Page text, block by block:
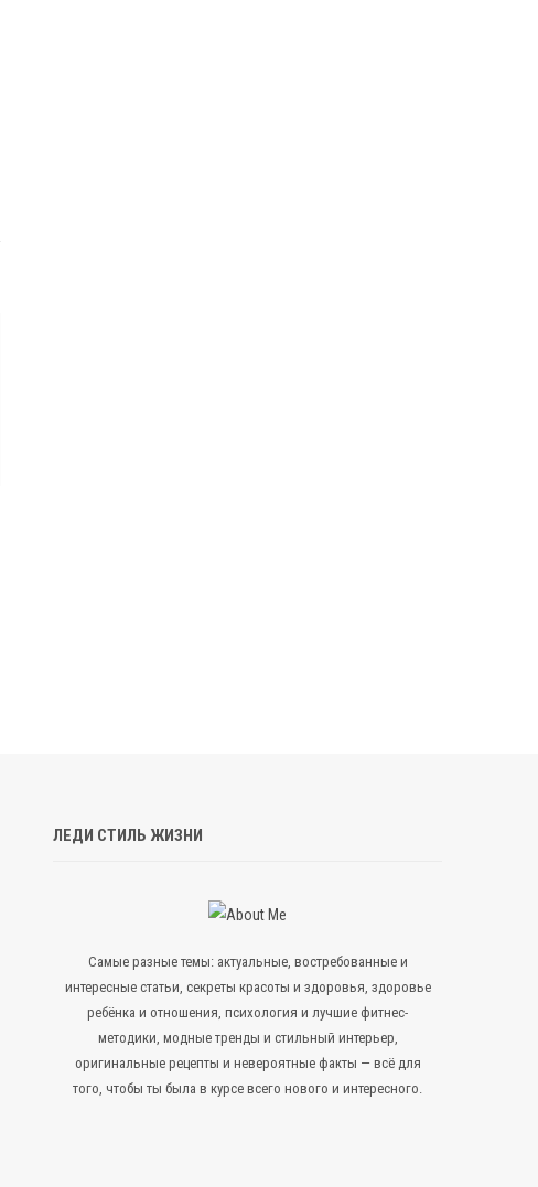
ЛЕДИ СТИЛЬ ЖИЗНИ
Самые разные темы: актуальные, востребованные и
интересные статьи, секреты красоты и здоровья, здоровье
ребёнка и отношения, психология и лучшие фитнес-
методики, модные тренды и стильный интерьер,
оригинальные рецепты и невероятные факты — всё для
того, чтобы ты была в курсе всего нового и интересного.